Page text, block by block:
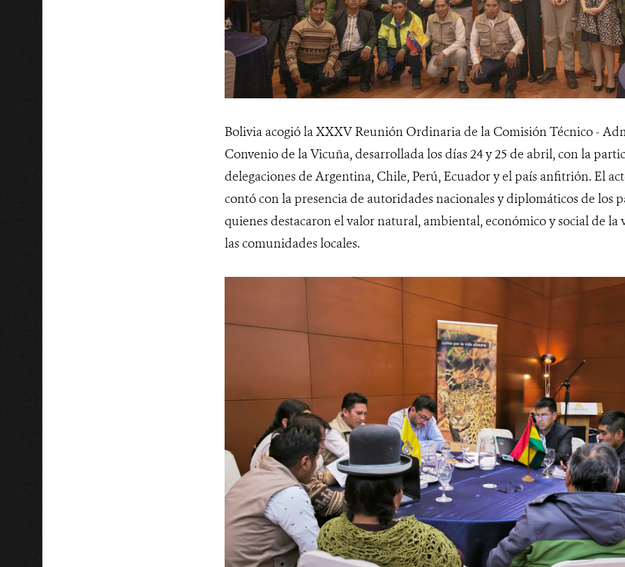
Bolivia acogió la XXXV Reunión Ordinaria de la Comisión Técnico -
Convenio de la Vicuña, desarrollada los días 24 y 25 de abril, con la
delegaciones de Argentina, Chile, Perú, Ecuador y el país anfitrión. El
contó con la presencia de autoridades nacionales y diplomáticos de los
quienes destacaron el valor natural, ambiental, económico y social de la
las comunidades locales.